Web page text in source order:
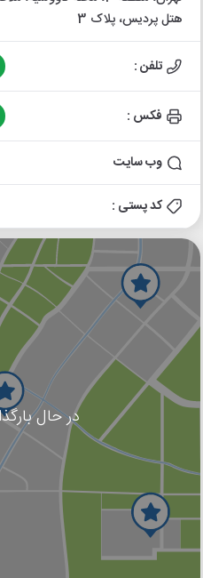
هتل پردیس، پلاک 3
تلفن :
فکس :
وب سایت
کد پستی :
در حال
گوگل